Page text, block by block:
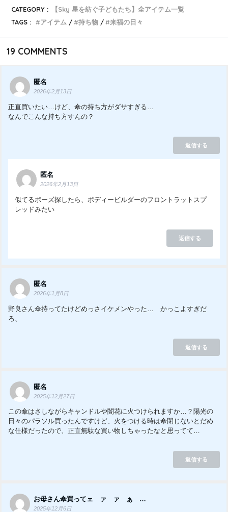
CATEGORY :
【Sky 星を紡ぐ子どもたち】全アイテム一覧
TAGS :
アイテム 持ち物 来福の日々
19 COMMENTS
匿名
2026年2月13日
正直買いたい…けど、傘の持ち方がダサすぎる…
なんでこんな持ち方すんの？
返信する
匿名
2026年2月13日
似てるポーズ探したら、ボディービルダーのフロントラットスプ
レッドみたい
返信する
匿名
2026年1月8日
野良さん傘持ってたけどめっさイケメンやった… かっこよすぎだ
ろ、
返信する
匿名
2025年12月27日
この傘はさしながらキャンドルや闇花に火つけられますか…？陽光の
日々のパラソル買ったんですけど、火をつける時は傘閉じないとだめ
な仕様だったので、正直無駄な買い物しちゃったなと思ってて…
返信する
お母さん傘買ってェ゙ァ゙ァ゙ぁ゙…
2025年12月6日